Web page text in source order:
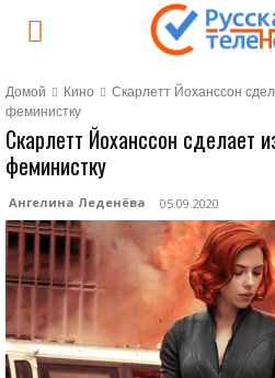
Домой Кино
Скарлетт Йоханссон
феминистку
Скарлетт Йоханссон сделает
феминистку
Ангелина Леденёва 05.09.2020